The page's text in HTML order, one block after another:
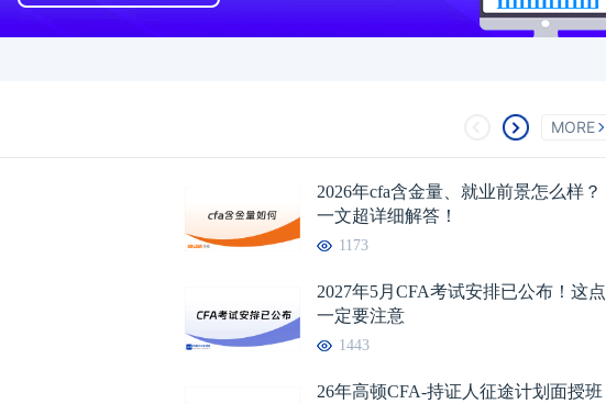
MORE
2026年cfa含金量、就业前景怎么样？
一文超详细解答！
1173
2027年5月CFA考试安排已公布！这点
一定要注意
1443
26年高顿CFA-持证人征途计划面授班
2026-01-17
2026-01-17
2026-01-17
2026年CFA教材科目
2026年CFA一级notes中文版